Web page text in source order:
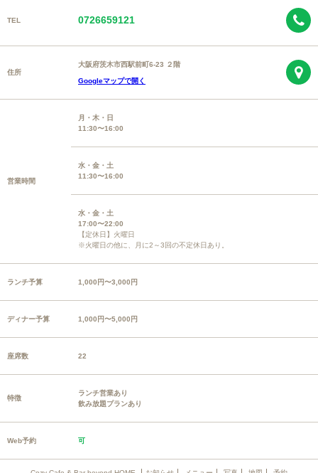
TEL 0726659121
住所
大阪府茨木市西駅前町6-23 ２階
Googleマップで開く
営業時間
月・木・日
11:30〜16:00
水・金・土
11:30〜16:00
水・金・土
17:00〜22:00
【定休日】火曜日
※火曜日の他に、月に2～3回の不定休日あり。
ランチ予算 1,000円〜3,000円
ディナー予算 1,000円〜5,000円
座席数 22
特徴
ランチ営業あり
飲み放題プランあり
Web予約 可